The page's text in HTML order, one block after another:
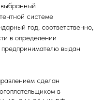
выбранный
системе
год, соответственно,
в определении
выдан
сделан
в